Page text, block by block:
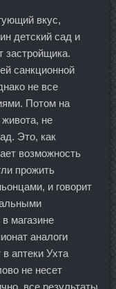
вкус,
детский сад и
застройщика.
санкционной
не все
Потом на
не
Это, как
возможность
прожить
и говорит
магазине
аналоги
аптеки Ухта
не несет